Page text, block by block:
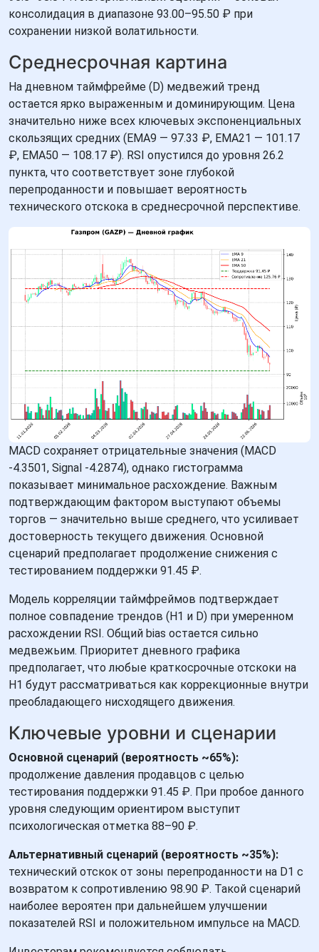
консолидация в диапазоне 93.00–95.50 ₽ при
сохранении низкой волатильности.
Среднесрочная картина
На дневном таймфрейме (D) медвежий тренд
остается ярко выраженным и доминирующим. Цена
значительно ниже всех ключевых экспоненциальных
скользящих средних (EMA9 — 97.33 ₽, EMA21 — 101.17
₽, EMA50 — 108.17 ₽). RSI опустился до уровня 26.2
пункта, что соответствует зоне глубокой
перепроданности и повышает вероятность
технического отскока в среднесрочной перспективе.
MACD сохраняет отрицательные значения (MACD
-4.3501, Signal -4.2874), однако гистограмма
показывает минимальное расхождение. Важным
подтверждающим фактором выступают объемы
торгов — значительно выше среднего, что усиливает
достоверность текущего движения. Основной
сценарий предполагает продолжение снижения с
тестированием поддержки 91.45 ₽.
Модель корреляции таймфреймов подтверждает
полное совпадение трендов (H1 и D) при умеренном
расхождении RSI. Общий bias остается сильно
медвежьим. Приоритет дневного графика
предполагает, что любые краткосрочные отскоки на
H1 будут рассматриваться как коррекционные внутри
преобладающего нисходящего движения.
Ключевые уровни и сценарии
Основной сценарий (вероятность ~65%):
продолжение давления продавцов с целью
тестирования поддержки 91.45 ₽. При пробое данного
уровня следующим ориентиром выступит
психологическая отметка 88–90 ₽.
Альтернативный сценарий (вероятность ~35%):
технический отскок от зоны перепроданности на D1 с
возвратом к сопротивлению 98.90 ₽. Такой сценарий
наиболее вероятен при дальнейшем улучшении
показателей RSI и положительном импульсе на MACD.